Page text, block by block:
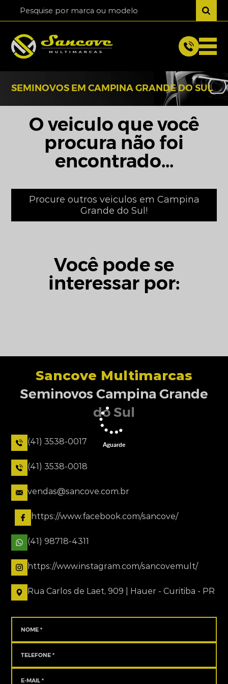
SEMINOVOS EM CAMPINA GRANDE DO SUL
O veiculo que você
procura não foi
encontrado...
Procure outros veiculos em Campina
Grande do Sul!
Você pode se
interessar por:
Sancove Multimarcas
Seminovos Campina Grande
do Sul
(41) 3538-0017
(41) 3538-0018
vendas@sancove.com.br
https://www.facebook.com/sancove/
(41) 98718-4311
https://www.instagram.com/sancovemult/
Rua Carlos de Laet, 909 | Hauer - Curitiba - PR
Aguarde